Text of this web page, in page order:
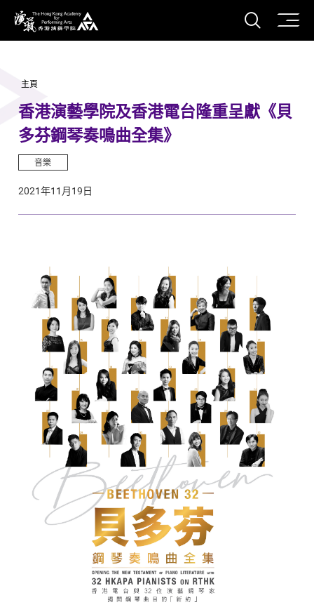
香港演藝學院
打開
主頁
香港演藝學院及香港電台隆重呈獻《貝
多芬鋼琴奏鳴曲全集》
音樂
2021年11月19日